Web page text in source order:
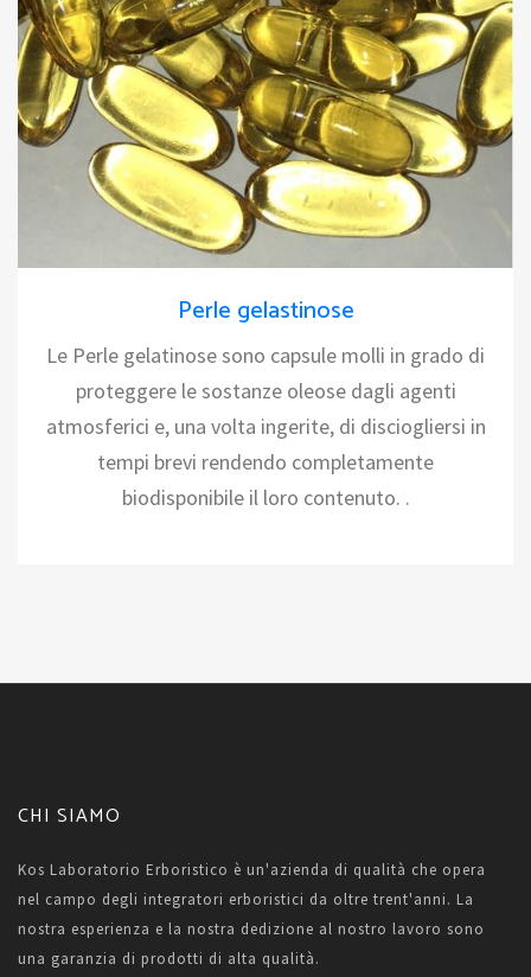
Perle gelastinose
Le Perle gelatinose sono capsule molli in grado di
proteggere le sostanze oleose dagli agenti
atmosferici e, una volta ingerite, di disciogliersi in
tempi brevi rendendo completamente
biodisponibile il loro contenuto. .
CHI SIAMO
Kos Laboratorio Erboristico è un'azienda di qualità che opera
nel campo degli integratori erboristici da oltre trent'anni. La
nostra esperienza e la nostra dedizione al nostro lavoro sono
una garanzia di prodotti di alta qualità.